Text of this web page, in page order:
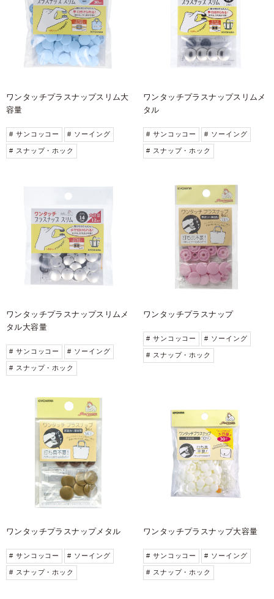
ワンタッチプラスナップスリム大
容量
# サンコッコー # ソーイング
# スナップ・ホック
ワンタッチプラスナップスリムメ
タル
# サンコッコー # ソーイング
# スナップ・ホック
ワンタッチプラスナップスリムメ
タル大容量
# サンコッコー # ソーイング
# スナップ・ホック
ワンタッチプラスナップ
# サンコッコー # ソーイング
# スナップ・ホック
ワンタッチプラスナップメタル
# サンコッコー # ソーイング
# スナップ・ホック
ワンタッチプラスナップ大容量
# サンコッコー # ソーイング
# スナップ・ホック